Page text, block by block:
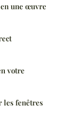
une œuvre
votre
les fenêtres